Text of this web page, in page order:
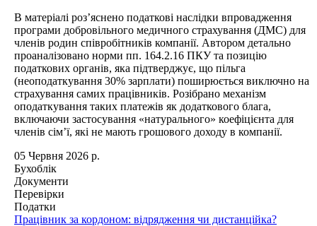
В матеріалі роз’яснено податкові наслідки впровадження
програми добровільного медичного страхування (ДМС) для
членів родин співробітників компанії. Автором детально
проаналізовано норми пп. 164.2.16 ПКУ та позицію
податкових органів, яка підтверджує, що пільга
(неоподаткування 30% зарплати) поширюється виключно на
страхування самих працівників. Розібрано механізм
оподаткування таких платежів як додаткового блага,
включаючи застосування «натурального» коефіцієнта для
членів сім’ї, які не мають грошового доходу в компанії.
05 Червня 2026 р.
Бухоблік
Документи
Перевірки
Податки
Працівник за кордоном: відрядження чи дистанційка?